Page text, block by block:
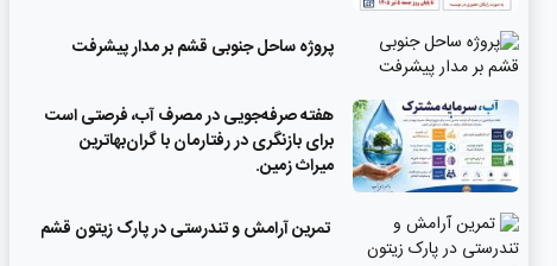
پروژه ساحل جنوبی قشم بر مدار پیشرفت
‌هفته صرفه‌جویی در مصرف آب، فرصتی است
برای بازنگری در رفتارمان با گران‌بهاترین
میراث زمین.
تمرین آرامش و تندرستی در پارک زیتون قشم